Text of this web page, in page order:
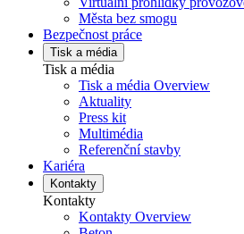
Města bez smogu
Bezpečnost práce
Tisk a média
Tisk a média
Tisk a média Overview
Aktuality
Press kit
Multimédia
Referenční stavby
Kariéra
Kontakty
Kontakty
Kontakty Overview